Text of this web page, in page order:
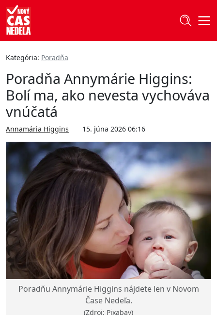
Kategória: Poradňa
Poradňa Annymárie Higgins:
Bolí ma, ako nevesta vychováva
vnúčatá
Annamária Higgins 15. júna 2026 06:16
Poradňu Annymárie Higgins nájdete len v Novom
Čase Nedeľa.
(Zdroj: Pixabay)